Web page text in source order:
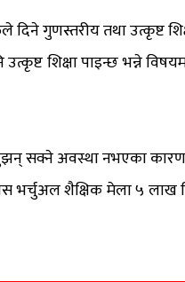
गुणस्तरीय तथा उत्कृष्ट
शिक्षा पाइन्छ भन्ने
बुझन् सक्ने अवस्था नभएका
भर्चुअल शैक्षिक मेला ५ लाख